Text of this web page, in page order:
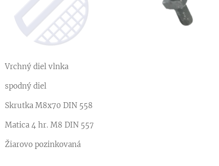
Vrchný diel vlnka
spodný diel
Skrutka M8x70 DIN 558
Matica 4 hr. M8 DIN 557
Žiarovo pozinkovaná